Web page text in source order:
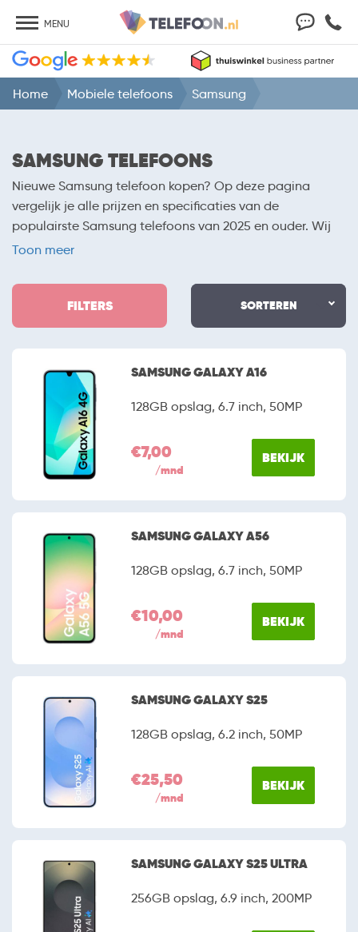
MENU
Home Mobiele telefoons Samsung
SAMSUNG TELEFOONS
Nieuwe Samsung telefoon kopen? Op deze pagina
vergelijk je alle prijzen en specificaties van de
populairste Samsung telefoons van 2025 en ouder. Wij
vergelijken de aanbiedingen van alle providers en
Coolblue en MediaMarkt. Of je nu op zoek bent naar de
Samsung Galaxy S23 met abonnement of liever
kiest voor een goedkope Samsung telefoon. Maak
gebruik van de filter en vergelijk specificaties van
verschillende Samsung smartphones om je keuze
eenvoudiger te maken.
Toon meer
SORTEREN
FILTERS
SAMSUNG GALAXY A16
128GB opslag, 6.7 inch, 50MP
€7,00
/mnd
BEKIJK
SAMSUNG GALAXY A56
128GB opslag, 6.7 inch, 50MP
€10,00
/mnd
BEKIJK
SAMSUNG GALAXY S25
128GB opslag, 6.2 inch, 50MP
€25,50
/mnd
BEKIJK
SAMSUNG GALAXY S25 ULTRA
256GB opslag, 6.9 inch, 200MP